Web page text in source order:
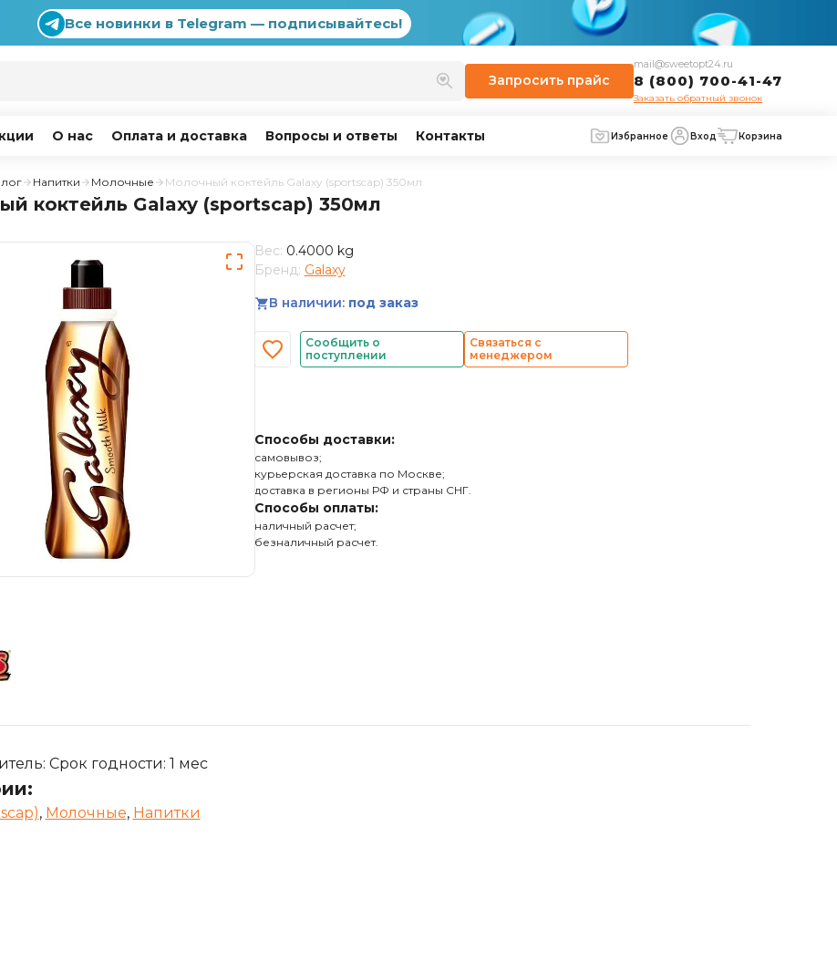
Все новинки в Telegram — подписывайтесь!
Запросить прайс
mail@sweetopt24.ru
8 (800) 700-41-47
Заказать обратный звонок
О нас Оплата и доставка Вопросы и ответы Контакты Избранное Вход Корзина
Напитки Молочные Молочный коктейль Galaxy (sportscap) 350мл
коктейль Galaxy (sportscap) 350мл
Вес: 0.4000 kg
Бренд: Galaxy
В наличии: под заказ
Сообщить о
поступлении
Связаться с
менеджером
Способы доставки:
самовывоз;
курьерская доставка по Москве;
доставка в регионы РФ и страны СНГ.
Способы оплаты:
наличный расчет;
безналичный расчет.
Срок годности: 1 мес
, Молочные, Напитки